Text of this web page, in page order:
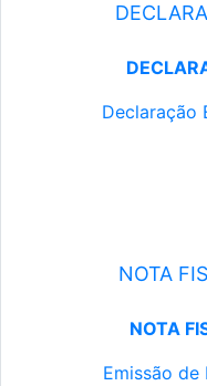
Declaração
NOTA
NOTA
Emissão de